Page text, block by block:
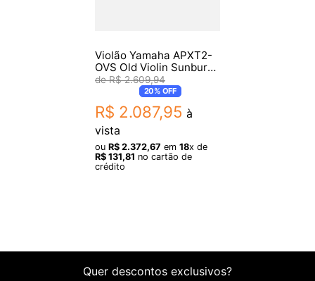
Violão Yamaha APXT2-
OVS Old Violin Sunburst
Eletroacústico Aço
R$ 2.609,94
20%OFF
R$ 2.087,95 à
vista
ou R$ 2.372,67 em 18x de
R$ 131,81 no cartão de
crédito
Quer descontos exclusivos?